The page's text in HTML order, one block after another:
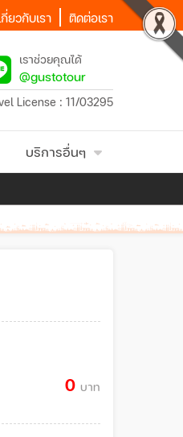
กี่ยวกับเรา ติดต่อเรา
เราช่วยคุณได้
@gustotour
License : 11/03295
บริการอื่นๆ
0 บาท